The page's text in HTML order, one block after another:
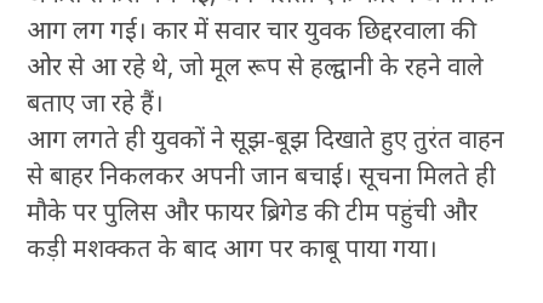
आग लग गई। कार में सवार चार युवक छिद्दरवाला की
ओर से आ रहे थे, जो मूल रूप से हल्द्वानी के रहने वाले
बताए जा रहे हैं।
आग लगते ही युवकों ने सूझ-बूझ दिखाते हुए तुरंत वाहन
से बाहर निकलकर अपनी जान बचाई। सूचना मिलते ही
मौके पर पुलिस और फायर ब्रिगेड की टीम पहुंची और
कड़ी मशक्कत के बाद आग पर काबू पाया गया।